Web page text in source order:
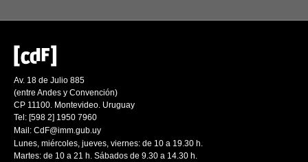
Av. 18 de Julio 885
(entre Andes y Convención)
CP 11100. Montevideo. Uruguay
Tel: [598 2] 1950 7960
Mail: CdF@imm.gub.uy
Lunes, miércoles, jueves, viernes: de 10 a 19.30 h.
Martes: de 10 a 21 h. Sábados de 9.30 a 14.30 h.